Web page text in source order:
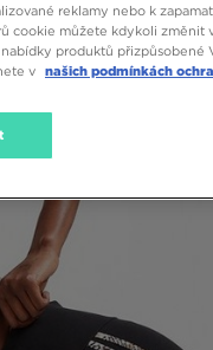
reklamy nebo k
cookie můžete kdykoli změnit
produktů přizpůsobené
v našich podmínkách